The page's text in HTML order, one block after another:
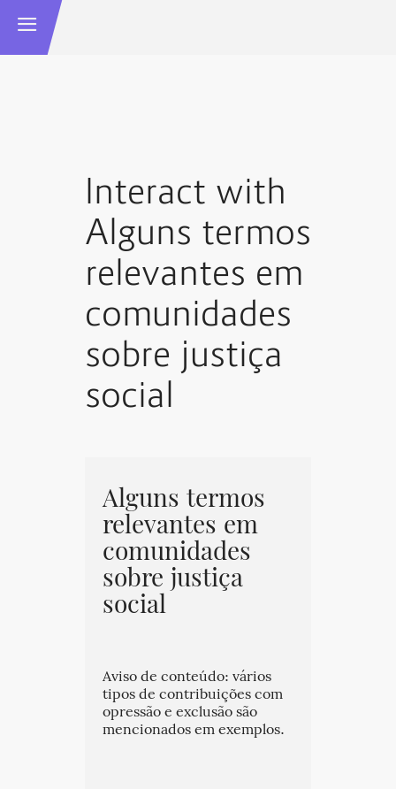
Interact with
Alguns termos
relevantes em
comunidades
sobre justiça
social
Alguns termos
relevantes em
comunidades
sobre justiça
social
Aviso de conteúdo: vários
tipos de contribuições com
opressão e exclusão são
mencionados em exemplos.